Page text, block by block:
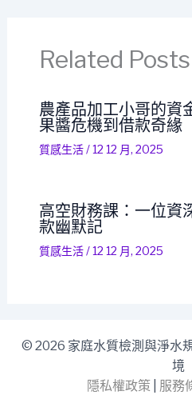
Related Posts
農產品加工小哥的資
果醬危機到借款奇緣
質感生活/12 12 月, 2025
高空財務課：一位資
款幽默記
質感生活/12 12 月, 2025
© 2026 家庭水質檢測與淨水
境
隱私權政策
服務